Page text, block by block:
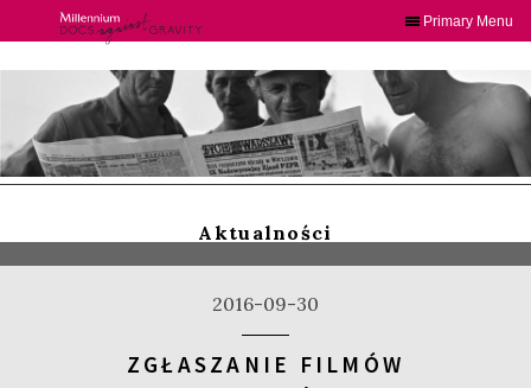
content
Primary Menu
Aktualności
2016-09-30
ZGŁASZANIE FILMÓW